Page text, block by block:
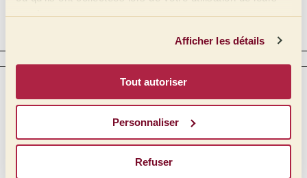
services.
Afficher les détails
Tout autoriser
Personnaliser
Refuser
Moyen
Élevée
Type
Malique
Lactique
Citrique